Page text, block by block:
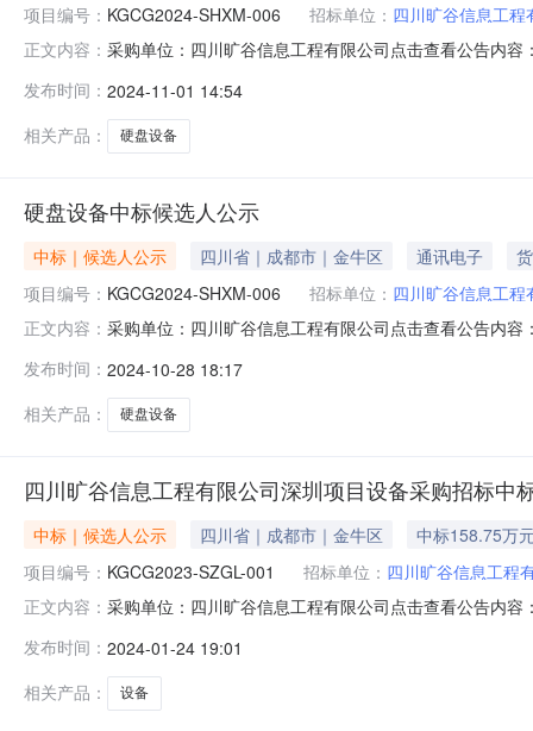
项目编号： KGCG2024-SHXM-006 招标单位： 四川旷谷信息工程
正文内容： 采购单位：四川旷谷信息工程有限公司点击查看公告内
KGCG2024-SHXM-006绵阳市吉冠通风设备有限公司第
发布时间： 2024-11-01 14:54
相关产品：
硬盘设备
硬盘设备中标候选人公示
中标｜候选人公示 四川省｜成都市｜金牛区 通讯电子
项目编号： KGCG2024-SHXM-006 招标单位： 四川旷谷信息工程
正文内容： 采购单位：四川旷谷信息工程有限公司点击查看公告内
期为2024年10月28日到2024年10月31日。一、评标结
发布时间： 2024-10-28 18:17
相关产品：
硬盘设备
四川旷谷信息工程有限公司深圳项目设备采购招标中
中标｜候选人公示 四川省｜成都市｜金牛区
中标158.75万
项目编号： KGCG2023-SZGL-001 招标单位： 四川旷谷信息工程
正文内容： 采购单位：四川旷谷信息工程有限公司点击查看公告内
评标结果进行了确认，现将中标候选人情况进行公示。
6,480,2
发布时间： 2024-01-24 19:01
相关产品：
设备